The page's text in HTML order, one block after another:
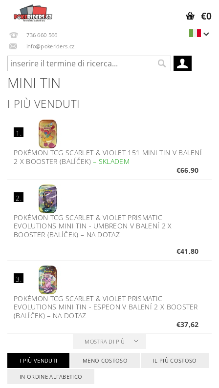
736 660 566
info@pokeriders.cz
€0
MINI TIN
I PIÙ VENDUTI
1.
POKÉMON TCG SCARLET & VIOLET 151 MINI TIN V BALENÍ
2 X BOOSTER (BALÍČEK)– SKLADEM
€66,90
2.
POKÉMON TCG SCARLET & VIOLET PRISMATIC
EVOLUTIONS MINI TIN - UMBREON V BALENÍ 2 X
BOOSTER (BALÍČEK) – NA DOTAZ
€41,80
3.
POKÉMON TCG SCARLET & VIOLET PRISMATIC
EVOLUTIONS MINI TIN - ESPEON V BALENÍ 2 X BOOSTER
(BALÍČEK)– NA DOTAZ
€37,62
MOSTRA DI PIÙ
I PIÙ VENDUTI MENO COSTOSO IL PIÙ COSTOSO
IN ORDINE ALFABETICO